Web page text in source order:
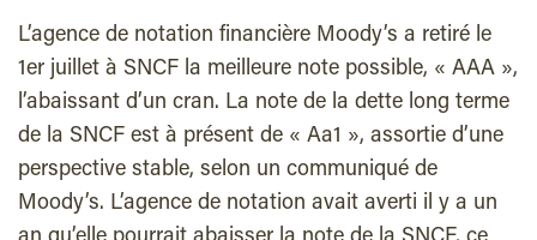
L’agence de notation financière Moody’s a retiré le
1er juillet à SNCF la meilleure note possible, « AAA »,
l’abaissant d’un cran. La note de la dette long terme
de la SNCF est à présent de « Aa1 », assortie d’une
perspective stable, selon un communiqué de
Moody’s. L’agence de notation avait averti il y a un